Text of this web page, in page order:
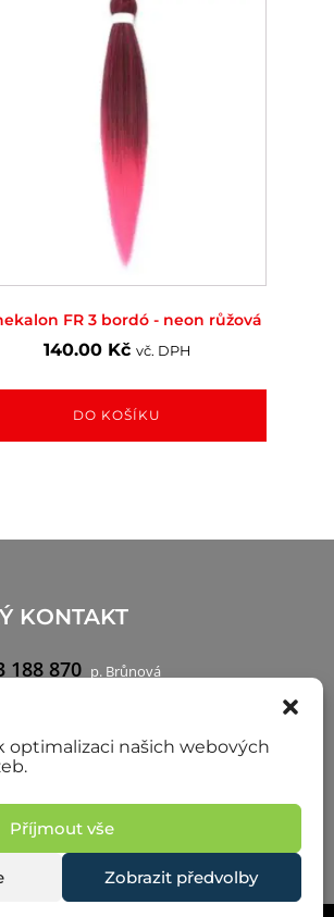
optimalizaci našich webových
Příjmout vše
Zobrazit předvolby
FR 3 bordó - neon růžová
140.00 Kč vč. DPH
DO KOŠÍKU
KONTAKT
188 870 p. Brůnová